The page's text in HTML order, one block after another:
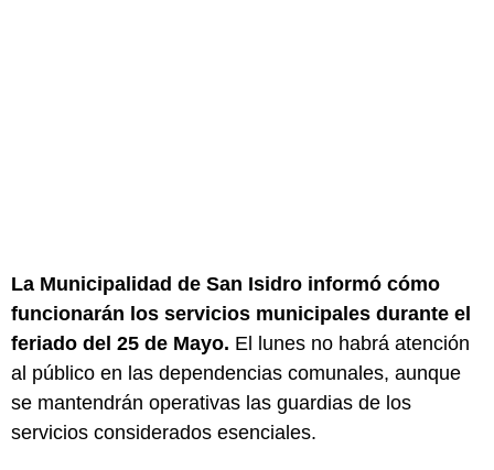
La Municipalidad de San Isidro informó cómo
funcionarán los servicios municipales durante el
feriado del 25 de Mayo. El lunes no habrá atención
al público en las dependencias comunales, aunque
se mantendrán operativas las guardias de los
servicios considerados esenciales.